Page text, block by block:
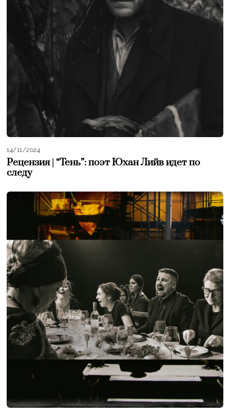
14/11/2024
Рецензия | “Тень”: поэт Юхан Лийв идет по
следу